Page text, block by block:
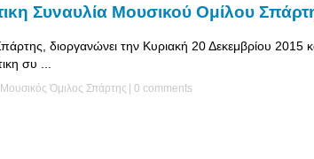
Συναυλία Μουσικού Ομίλου
διοργανώνει την Κυριακή 20 Δεκεμβρίου 2015
συ ...
Μουσικός Όμιλος Σπάρτης 0 comments